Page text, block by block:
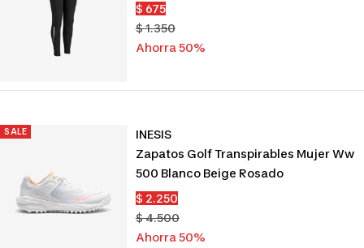
Precio
de
venta
$ 675
Precio
normal
$ 1.350
Ahorra 50%
SALE
INESIS
Zapatos Golf Transpirables Mujer Ww
500 Blanco Beige Rosado
Precio
de
venta
$ 2.250
Precio
normal
$ 4.500
Ahorra 50%